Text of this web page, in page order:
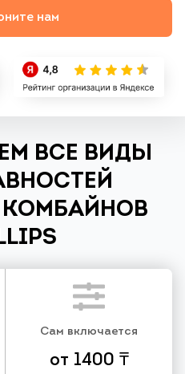
нам
ВСЕ ВИДЫ
Сам включается
от 1400 ₸